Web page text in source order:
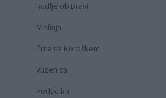
Radlje ob Dravi
Mislinja
Črna na Koroškem
Vuzenica
Podvelka